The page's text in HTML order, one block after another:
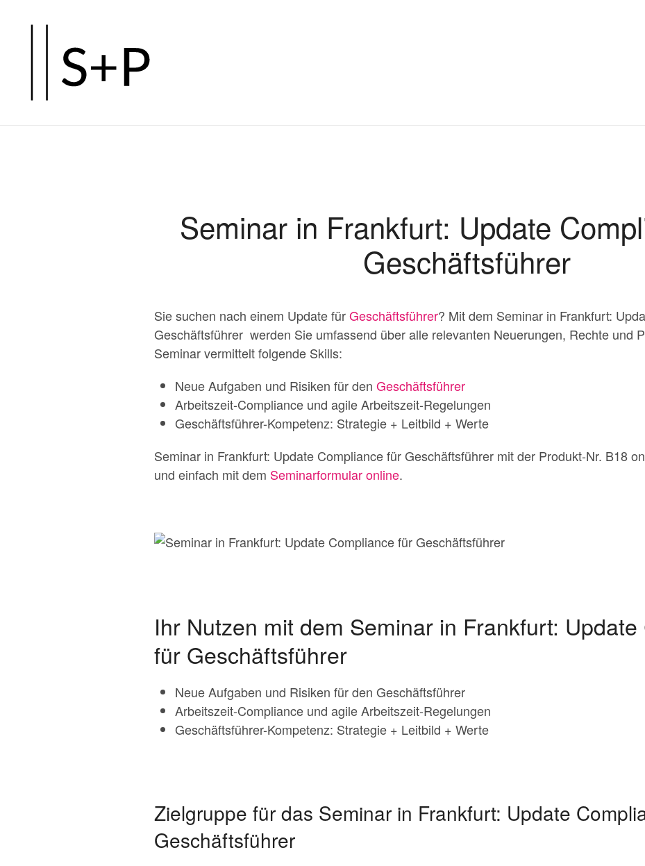
Hauptinhalt
springen
Seminar in Frankfurt: Update
Geschäftsführer
Sie suchen nach einem Update fürGeschäftsführer? Mit dem Seminar in Frankfurt:
Geschäftsführer werden Sie umfassend über alle relevanten Neuerungen, Rechte und
Seminar vermittelt folgende Skills:
Neue Aufgaben und Risiken für den Geschäftsführer
Arbeitszeit-Compliance und agile Arbeitszeit-Regelungen
Geschäftsführer-Kompetenz: Strategie + Leitbild + Werte
Seminar in Frankfurt: Update Compliance für Geschäftsführer mit der Produkt-Nr. B18
und einfach mit dem Seminarformular online.
Ihr Nutzen mit dem Seminar in Frankfurt:
für Geschäftsführer
Neue Aufgaben und Risiken für den Geschäftsführer
Arbeitszeit-Compliance und agile Arbeitszeit-Regelungen
Geschäftsführer-Kompetenz: Strategie + Leitbild + Werte
Zielgruppe für das Seminar in Frankfurt: Update
Geschäftsführer